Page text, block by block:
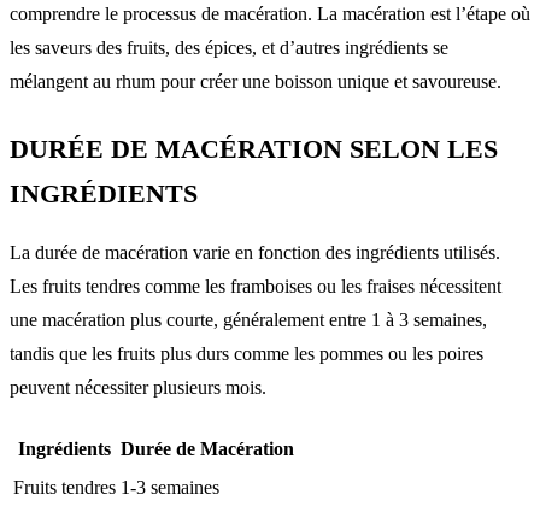
comprendre le processus de macération. La macération est l’étape où
les saveurs des fruits, des épices, et d’autres ingrédients se
mélangent au rhum pour créer une boisson unique et savoureuse.
DURÉE DE MACÉRATION SELON LES
INGRÉDIENTS
La durée de macération varie en fonction des ingrédients utilisés.
Les fruits tendres comme les framboises ou les fraises nécessitent
une macération plus courte, généralement entre 1 à 3 semaines,
tandis que les fruits plus durs comme les pommes ou les poires
peuvent nécessiter plusieurs mois.
Ingrédients Durée de Macération
Fruits tendres 1-3 semaines